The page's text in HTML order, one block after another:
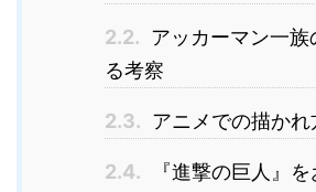
2.2. アッカーマン一族
る考察
2.3. アニメでの描か
2.4.
『進撃の巨人』